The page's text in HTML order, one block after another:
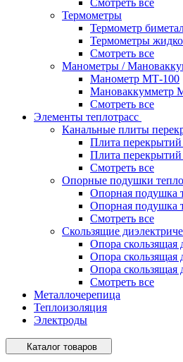
Смотреть все
Термометры
Термометр
Термометры
Смотреть все
Манометры /
Манометр МТ-100
Мановаккумметр
Смотреть все
Элементы теплотрасс
Канальные плиты
Плита
Плита
Смотреть все
Опорные подушки
Опорная подушка
Опорная подушка
Смотреть все
Скользящие
Опора скользящая
Опора скользящая
Опора скользящая
Смотреть все
Металлочерепица
Теплоизоляция
Электроды
Каталог товаров